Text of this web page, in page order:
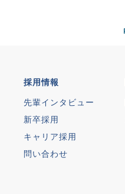
採用情報
先輩インタビュー
新卒採用
キャリア採用
問い合わせ